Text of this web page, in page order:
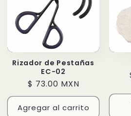
Rizador de Pestañas
EC-02
Precio
habitual
$ 73.00 MXN
Agregar al carrito